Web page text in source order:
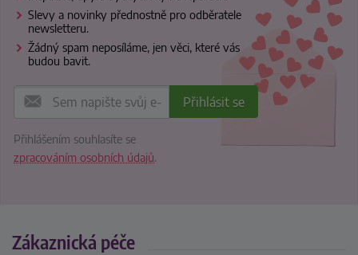
Slevy a novinky přednostně pro odběratele
newsletteru.
Žádný spam neposíláme, jen věci, které vás
budou bavit.
Přihlášením souhlasíte se
zpracováním osobních údajů.
Zákaznická péče